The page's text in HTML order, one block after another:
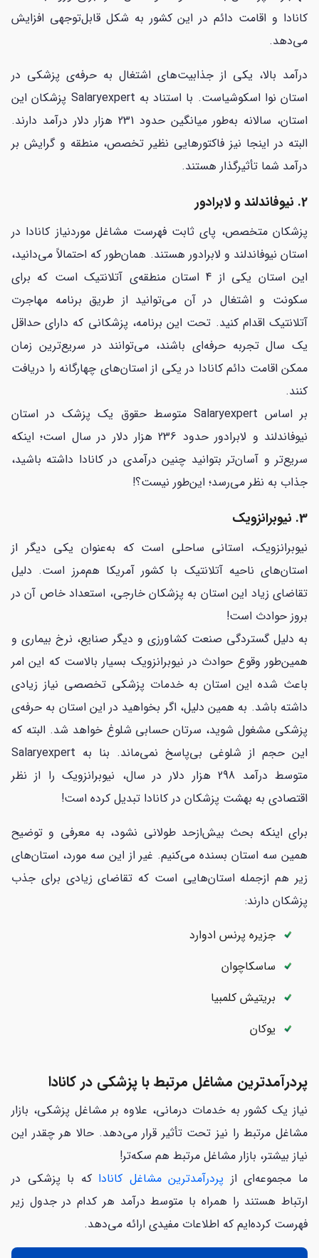
کانادا و اقامت دائم در این کشور به شکل قابل‌توجهی افزایش
می‌دهد.
درآمد بالا، یکی از جذابیت‌های اشتغال به حرفه‌ی پزشکی در
استان نوا اسکوشیاست. با استناد به Salaryexpert پزشکان این
استان، سالانه به‌طور میانگین حدود 231 هزار دلار درآمد دارند.
البته در اینجا نیز فاکتورهایی نظیر تخصص، منطقه و گرایش بر
درآمد شما تأثیرگذار هستند.
2. نیوفاندلند و لابرادور
پزشکان متخصص، پای ثابت فهرست مشاغل موردنیاز کانادا در
استان نیوفاندلند و لابرادور هستند. همان‌طور که احتمالاً می‌دانید،
این استان یکی از 4 استان منطقه‌ی آتلانتیک است که برای
سکونت و اشتغال در آن می‌توانید از طریق برنامه مهاجرت
آتلانتیک اقدام کنید. تحت این برنامه، پزشکانی که دارای حداقل
یک سال تجربه حرفه‌ای باشند، می‌توانند در سریع‌ترین زمان
ممکن اقامت دائم کانادا در یکی از استان‌های چهارگانه را دریافت
کنند.
بر اساس Salaryexpert متوسط حقوق یک پزشک در استان
نیوفاندلند و لابرادور حدود 236 هزار دلار در سال است؛ اینکه
سریع‌تر و آسان‌تر بتوانید چنین درآمدی در کانادا داشته باشید،
جذاب به نظر می‌رسد؛ این‌طور نیست؟!
3. نیوبرانزویک
نیوبرانزویک، استانی ساحلی است که به‌عنوان یکی دیگر از
استان‌های ناحیه آتلانتیک با کشور آمریکا هم‌مرز است. دلیل
تقاضای زیاد این استان به پزشکان خارجی، استعداد خاص آن در
بروز حوادث است!
به دلیل گستردگی صنعت کشاورزی و دیگر صنایع، نرخ بیماری و
همین‌طور وقوع حوادث در نیوبرانزویک بسیار بالاست که این امر
باعث شده این استان به خدمات پزشکی تخصصی نیاز زیادی
داشته باشد. به همین دلیل، اگر بخواهید در این استان به حرفه‌ی
پزشکی مشغول شوید، سرتان حسابی شلوغ خواهد شد. البته که
این حجم از شلوغی بی‌پاسخ نمی‌ماند. بنا به Salaryexpert
متوسط درآمد 298 هزار دلار در سال، نیوبرانزویک را از نظر
اقتصادی به بهشت پزشکان در کانادا تبدیل کرده است!
برای اینکه بحث بیش‌ازحد طولانی نشود، به معرفی و توضیح
همین سه استان بسنده می‌کنیم. غیر از این سه مورد، استان‌های
زیر هم ازجمله استان‌هایی است که تقاضای زیادی برای جذب
پزشکان دارند:
جزیره پرنس ادوارد
ساسکاچوان
بریتیش کلمبیا
یوکان
پردرآمدترین مشاغل مرتبط با پزشکی در کانادا
نیاز یک کشور به خدمات درمانی، علاوه بر مشاغل پزشکی، بازار
مشاغل مرتبط را نیز تحت تأثیر قرار می‌دهد. حالا هر چقدر این
نیاز بیشتر، بازار مشاغل مرتبط هم سکه‌تر!
ما مجموعه‌ای از پردرآمدترین مشاغل کانادا که با پزشکی در
ارتباط هستند را همراه با متوسط درآمد هر کدام در جدول زیر
فهرست کرده‌ایم که اطلاعات مفیدی ارائه می‌دهد.